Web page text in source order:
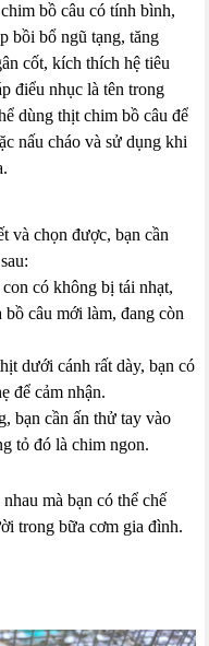
bồ câu có tính bình,
bồi bổ ngũ tạng, tăng
cốt, kích thích hệ tiêu
điểu nhục là tên trong
dùng thịt chim bồ câu để
nấu cháo và sử dụng khi
và chọn được, bạn cần
có không bị tái nhạt,
câu mới làm, đang còn
dưới cánh rất dày, bạn có
để cảm nhận.
bạn cần ấn thử tay vào
tỏ đó là chim ngon.
mà bạn có thể chế
trong bữa cơm gia đình.